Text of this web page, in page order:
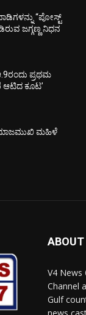
“ಪೋಸ್ಟ್
ಜಗ್ಗಣ್ಣ ನಿಧನ
ಪ್ರಥಮ
ಆಟಿದ ಕೂಟ’
ಮಹಿಳೆ
ABOUT
V4 News
Channel
Gulf